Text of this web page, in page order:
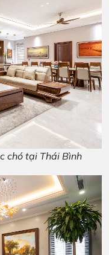
chó tại Thái Bình